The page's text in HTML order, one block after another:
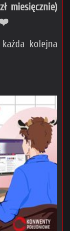
miesięcznie)
❤️
kolejna